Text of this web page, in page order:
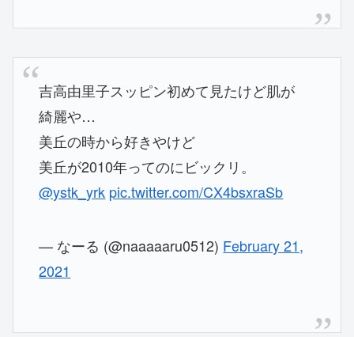
吉高由里子スッピン初めて見たけど肌が
綺麗や…
美丘の時から好きやけど
美丘が2010年ってのにビックリ。
@ystk_yrk pic.twitter.com/CX4bsxraSb
— なーる (@naaaaaru0512) February 21,
2021